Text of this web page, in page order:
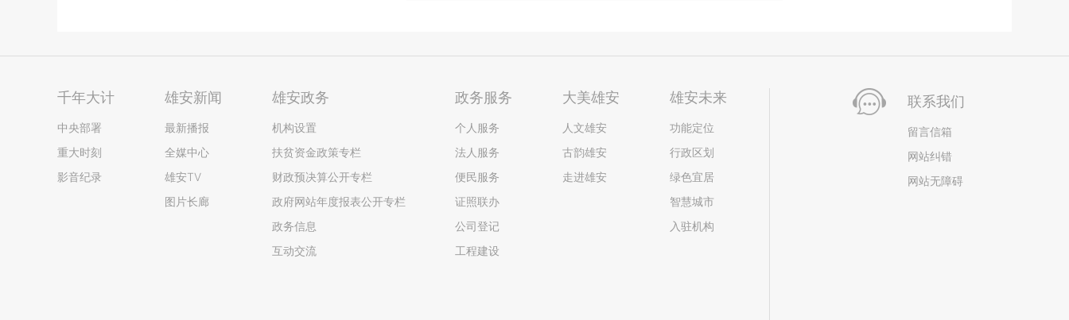
千年大计
中央部署
重大时刻
影音纪录
雄安新闻
最新播报
全媒中心
雄安TV
图片长廊
雄安政务
机构设置
扶贫资金政策专栏
财政预决算公开专栏
政府网站年度报表公开专栏
政务信息
互动交流
政务服务
个人服务
法人服务
便民服务
证照联办
公司登记
工程建设
大美雄安
人文雄安
古韵雄安
走进雄安
雄安未来
功能定位
行政区划
绿色宜居
智慧城市
入驻机构
联系我们
留言信箱
网站纠错
网站无障碍